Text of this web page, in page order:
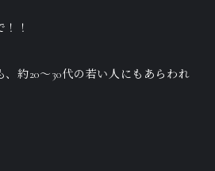
！
約20～30代の若い人にもあらわれ